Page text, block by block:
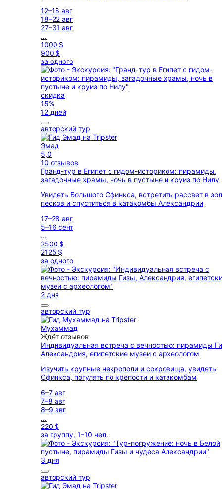
12–16 авг
18–22 авг
27–31 авг
...
1000 $
900 $
за одного
скидка
15%
12 дней
авторский тур
Эмад
5,0
10 отзывов
Гранд-тур в Египет с гидом-историком: пирамиды,
загадочные храмы, ночь в пустыне и круиз по Нилу
Увидеть Большого Сфинкса, встретить рассвет в
песков и спуститься в катакомбы Александрии
17–28 авг
5–16 сент
...
2500 $
2125 $
за одного
2 дня
авторский тур
Мухаммад
Ждёт отзывов
Индивидуальная встреча с вечностью: пирамиды
Александрия, египетские музеи с археологом
Изучить крупные некрополи и сокровища, увидеть
Сфинкса, погулять по крепости и катакомбам
6–7 авг
7–8 авг
8–9 авг
...
220 $
за группу, 1–10 чел.
3 дня
авторский тур